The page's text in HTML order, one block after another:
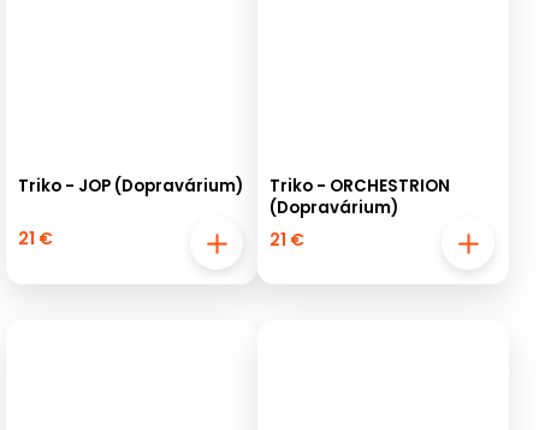
Triko - JOP (Dopravárium)
21 €
Triko - ORCHESTRION
(Dopravárium)
21 €